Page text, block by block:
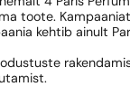
toote.
kehtib ainult